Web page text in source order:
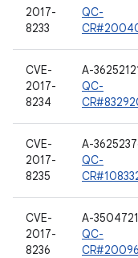
2017-
8233
QC-
CVE-
2017-
8234
A-
QC-
CVE-
2017-
8235
A-
QC-
CVE-
2017-
8236
A-
QC-